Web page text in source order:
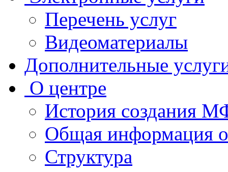
Перечень услуг
Видеоматериалы
Дополнительные
О центре
История создания
Общая
Структура